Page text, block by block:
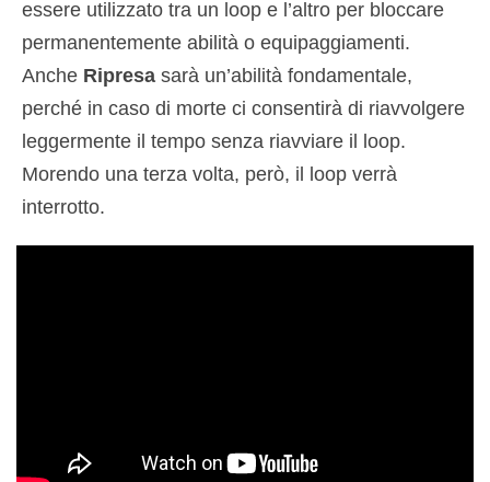
essere utilizzato tra un loop e l’altro per bloccare
permanentemente abilità o equipaggiamenti.
Anche Ripresa sarà un’abilità fondamentale,
perché in caso di morte ci consentirà di riavvolgere
leggermente il tempo senza riavviare il loop.
Morendo una terza volta, però, il loop verrà
interrotto.